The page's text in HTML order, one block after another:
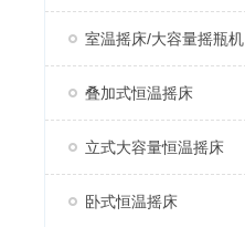
室温摇床/大容量摇瓶机
叠加式恒温摇床
立式大容量恒温摇床
卧式恒温摇床